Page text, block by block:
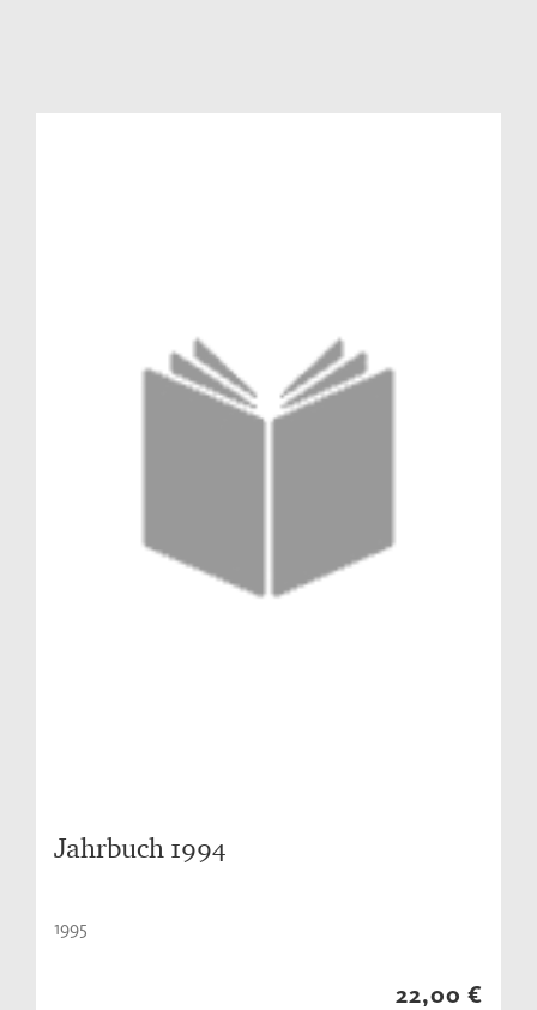
Jahrbuch 1994
1995
22,00 €